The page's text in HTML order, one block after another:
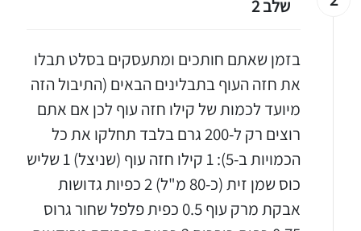
שלב 2
בזמן שאתם חותכים ומתעסקים בסלט תבלו
את חזה העוף בתבלינים הבאים (התיבול הזה
מיועד לכמות של קילו חזה עוף לכן אם אתם
רוצים רק ל-200 גרם בלבד תחלקו את כל
הכמויות ב-5): 1 קילו חזה עוף (שניצל) 1 שליש
כוס שמן זית (כ-80 מ"ל) 2 כפיות גדושות
אבקת מרק עוף 0.5 כפית פלפל שחור גרוס